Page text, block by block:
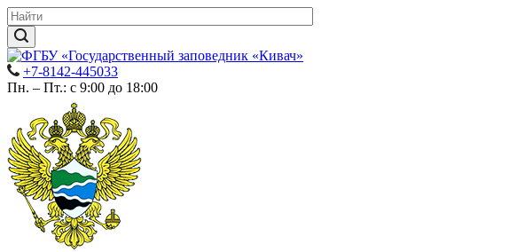
+7-8142-445033
Пн. – Пт.: с 9:00 до 18:00